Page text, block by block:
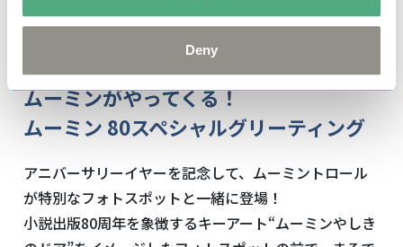
Deny
※おひとり様1日1回限りとさせていただきます。※画
ムーミンがやってくる！
ムーミン 80スペシャルグリーティング
アニバーサリーイヤーを記念して、ムーミントロール
が特別なフォトスポットと一緒に登場！
小説出版80周年を象徴するキーアート“ムーミンやしき